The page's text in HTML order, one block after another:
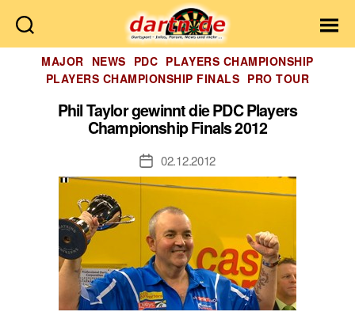
Dartn.de
Kategorien
MAJOR NEWS PDC PLAYERS CHAMPIONSHIP
PLAYERS CHAMPIONSHIP FINALS PRO TOUR
Phil Taylor gewinnt die PDC Players
Championship Finals 2012
Veröffentlichungsdatum
02.12.2012